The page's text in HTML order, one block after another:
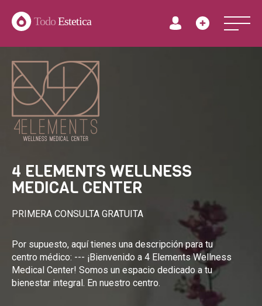
TodoEstetica
4 ELEMENTS WELLNESS
MEDICAL CENTER
PRIMERA CONSULTA GRATUITA
Por supuesto, aquí tienes una descripción para tu
centro médico: --- ¡Bienvenido a 4 Elements Wellness
Medical Center! Somos un espacio dedicado a tu
bienestar integral. En nuestro centro.